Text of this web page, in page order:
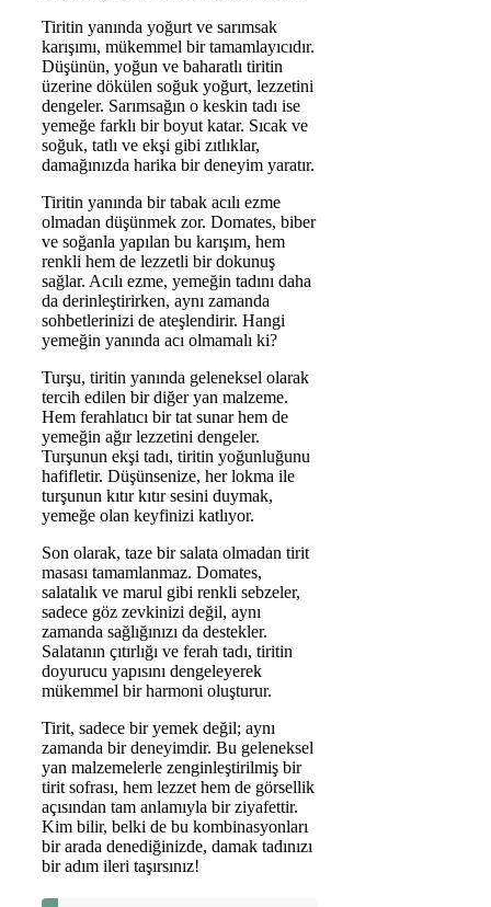
Tiritin yanında yoğurt ve sarımsak
karışımı, mükemmel bir tamamlayıcıdır.
Düşünün, yoğun ve baharatlı tiritin
üzerine dökülen soğuk yoğurt, lezzetini
dengeler. Sarımsağın o keskin tadı ise
yemeğe farklı bir boyut katar. Sıcak ve
soğuk, tatlı ve ekşi gibi zıtlıklar,
damağınızda harika bir deneyim yaratır.
Tiritin yanında bir tabak acılı ezme
olmadan düşünmek zor. Domates, biber
ve soğanla yapılan bu karışım, hem
renkli hem de lezzetli bir dokunuş
sağlar. Acılı ezme, yemeğin tadını daha
da derinleştirirken, aynı zamanda
sohbetlerinizi de ateşlendirir. Hangi
yemeğin yanında acı olmamalı ki?
Turşu, tiritin yanında geleneksel olarak
tercih edilen bir diğer yan malzeme.
Hem ferahlatıcı bir tat sunar hem de
yemeğin ağır lezzetini dengeler.
Turşunun ekşi tadı, tiritin yoğunluğunu
hafifletir. Düşünsenize, her lokma ile
turşunun kıtır kıtır sesini duymak,
yemeğe olan keyfinizi katlıyor.
Son olarak, taze bir salata olmadan tirit
masası tamamlanmaz. Domates,
salatalık ve marul gibi renkli sebzeler,
sadece göz zevkinizi değil, aynı
zamanda sağlığınızı da destekler.
Salatanın çıtırlığı ve ferah tadı, tiritin
doyurucu yapısını dengeleyerek
mükemmel bir harmoni oluşturur.
Tirit, sadece bir yemek değil; aynı
zamanda bir deneyimdir. Bu geleneksel
yan malzemelerle zenginleştirilmiş bir
tirit sofrası, hem lezzet hem de görsellik
açısından tam anlamıyla bir ziyafettir.
Kim bilir, belki de bu kombinasyonları
bir arada denediğinizde, damak tadınızı
bir adım ileri taşırsınız!